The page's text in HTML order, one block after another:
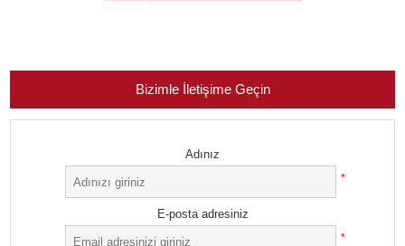
Bizimle İletişime Geçin
Adınız
*
E-posta adresiniz
*